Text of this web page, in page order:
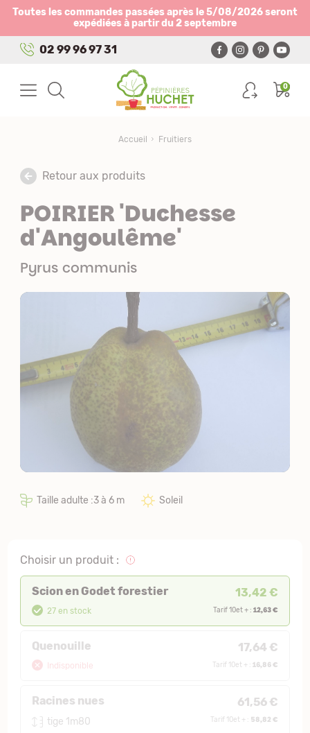
Toutes les commandes passées après le 5/08/2026 seront
expédiées à partir du 2 septembre
02 99 96 97 31
0
Accueil Fruitiers
Retour aux produits
POIRIER 'Duchesse
d'Angoulême'
Pyrus communis
Taille adulte :3 à 6 m Soleil
Choisir un produit :
Scion en Godet forestier 13,42 €
27 en stock Tarif 10et + :12,63 €
Quenouille 17,64 €
Indisponible Tarif 10et + :16,86 €
Racines nues 61,56 €
tige 1m80
Tarif 10et + : 58,82 €
Panneau de gestion des cookies